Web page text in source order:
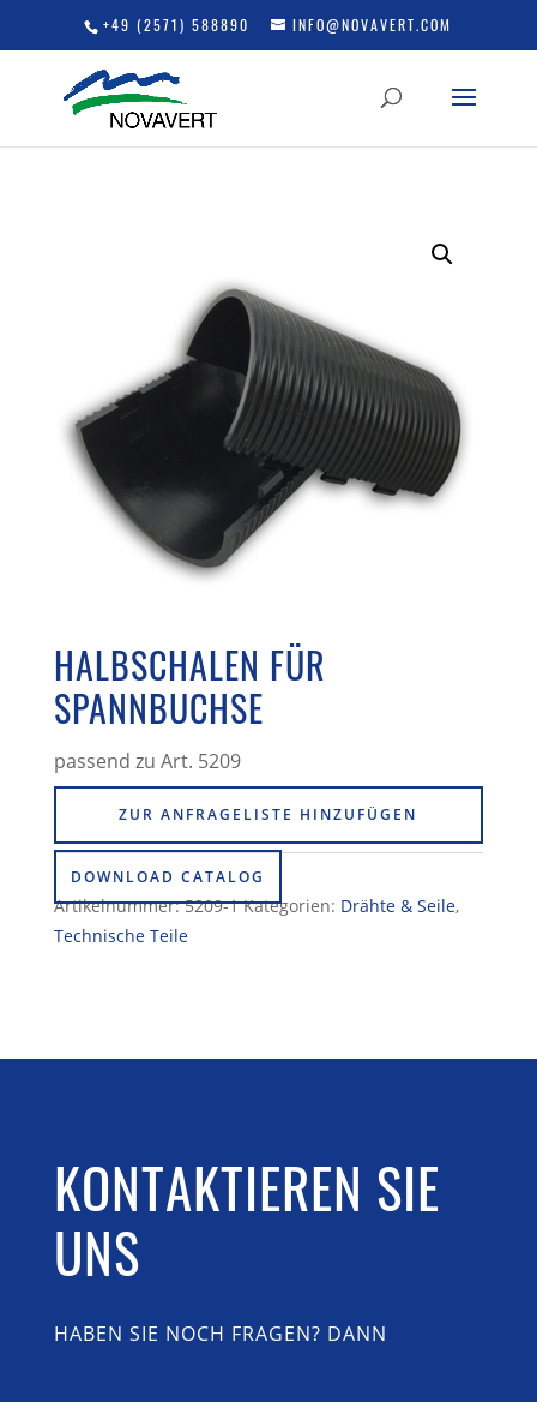
+49 (2571) 588890 INFO@NOVAVERT.COM
HALBSCHALEN FÜR
SPANNBUCHSE
passend zu Art. 5209
ZUR ANFRAGELISTE HINZUFÜGEN
DOWNLOAD CATALOG
Artikelnummer:5209-1 Kategorien: Drähte & Seile,
Technische Teile
KONTAKTIEREN SIE
UNS
HABEN SIE NOCH FRAGEN? DANN